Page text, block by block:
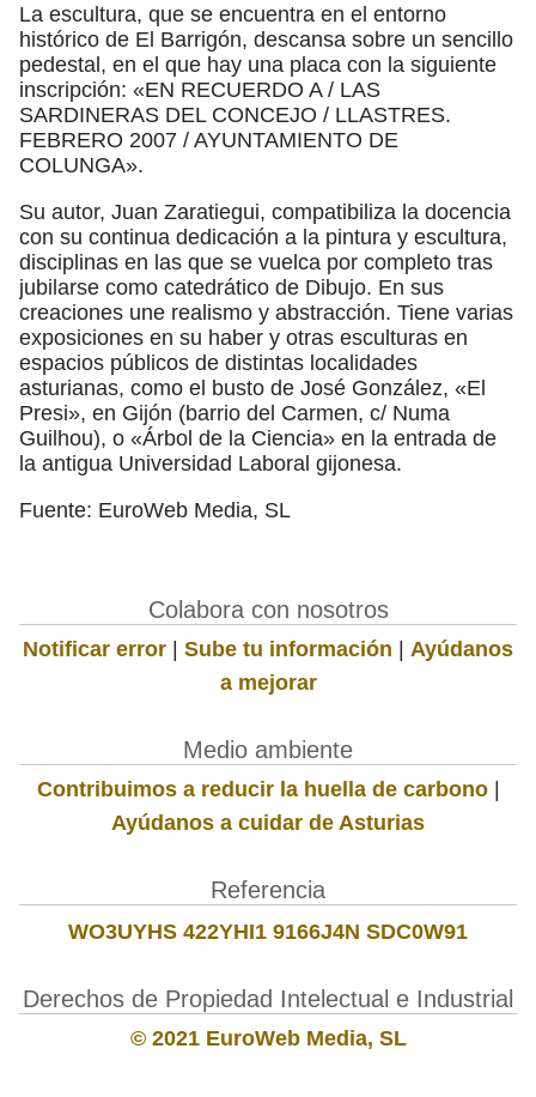
La escultura, que se encuentra en el entorno
histórico de El Barrigón, descansa sobre un sencillo
pedestal, en el que hay una placa con la siguiente
inscripción: «EN RECUERDO A / LAS
SARDINERAS DEL CONCEJO / LLASTRES.
FEBRERO 2007 / AYUNTAMIENTO DE
COLUNGA».
Su autor, Juan Zaratiegui, compatibiliza la docencia
con su continua dedicación a la pintura y escultura,
disciplinas en las que se vuelca por completo tras
jubilarse como catedrático de Dibujo. En sus
creaciones une realismo y abstracción. Tiene varias
exposiciones en su haber y otras esculturas en
espacios públicos de distintas localidades
asturianas, como el busto de José González, «El
Presi», en Gijón (barrio del Carmen, c/ Numa
Guilhou), o «Árbol de la Ciencia» en la entrada de
la antigua Universidad Laboral gijonesa.
Fuente: EuroWeb Media, SL
Colabora con nosotros
Notificar error | Sube tu información | Ayúdanos
a mejorar
Medio ambiente
Contribuimos a reducir la huella de carbono|
Ayúdanos a cuidar de Asturias
Referencia
WO3UYHS 422YHI1 9166J4N SDC0W91
Derechos de Propiedad Intelectual e Industrial
© 2021 EuroWeb Media, SL